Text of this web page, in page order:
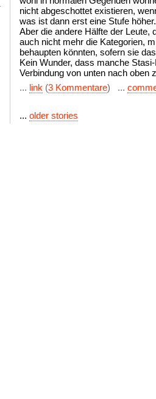
nicht abgeschottet existieren,
was ist dann erst eine Stufe höher.
Aber die andere Hälfte der Leute,
auch nicht mehr die Kategorien,
behaupten könnten, sofern sie
Kein Wunder, dass manche
Verbindung von unten nach oben
... link (3 Kommentare) ...
... older stories